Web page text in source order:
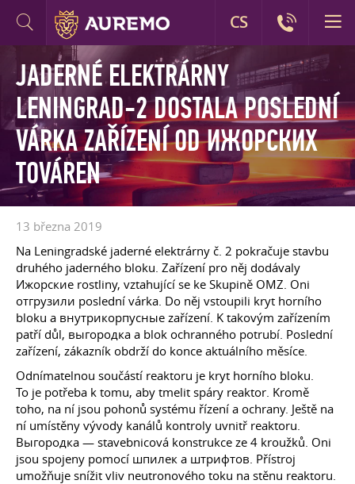
JADERNÉ ELEKTRÁRNY
LENINGRAD-2 DOSTALA POSLEDNÍ
VÁRKA ZAŘÍZENÍ OD ИЖОРСКИХ
TOVÁREN
13 března 2019
Na Leningradské jaderné elektrárny č. 2 pokračuje stavbu
druhého jaderného bloku. Zařízení pro něj dodávaly
Ижорские rostliny, vztahující se ke Skupině OMZ. Oni
отгрузили poslední várka. Do něj vstoupili kryt horního
bloku a внутрикорпусные zařízení. K takovým zařízením
patří důl, выгородка a blok ochranného potrubí. Poslední
zařízení, zákazník obdrží do konce aktuálního měsíce.
Odnímatelnou součástí reaktoru je kryt horního bloku.
To je potřeba k tomu, aby tmelit spáry reaktor. Kromě
toho, na ní jsou pohonů systému řízení a ochrany. Ještě na
ní umístěny vývody kanálů kontroly uvnitř reaktoru.
Выгородка — stavebnicová konstrukce ze 4 kroužků. Oni
jsou spojeny pomocí шпилек a штрифтов. Přístroj
umožňuje snížit vliv neutronového toku na stěnu reaktoru.
CS